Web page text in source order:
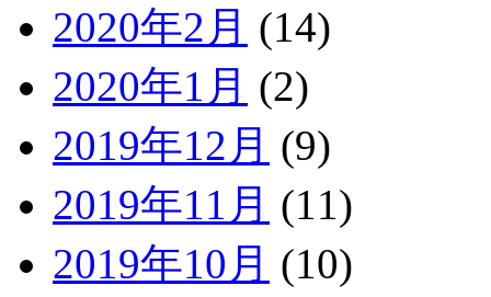
2020年2月 (14)
2020年1月 (2)
2019年12月 (9)
2019年11月 (11)
2019年10月 (10)